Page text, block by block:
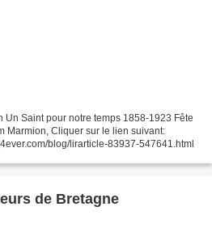
Un Saint pour notre temps 1858-1923 Fête
Marmion, Cliquer sur le lien suivant:
blog/lirarticle-83937-547641.html
de Bretagne